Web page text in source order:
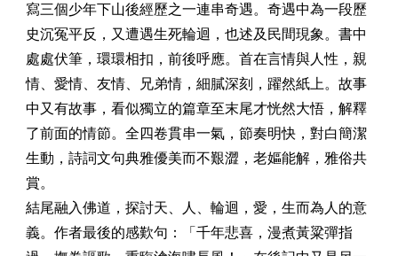
寫三個少年下山後經歷之一連串奇遇。奇遇中為一段歷
史沉冤平反，又遭遇生死輪迴，也述及民間現象。書中
處處伏筆，環環相扣，前後呼應。首在言情與人性，親
情、愛情、友情、兄弟情，細膩深刻，躍然紙上。故事
中又有故事，看似獨立的篇章至末尾才恍然大悟，解釋
了前面的情節。全四卷貫串一氣，節奏明快，對白簡潔
生動，詩詞文句典雅優美而不艱澀，老嫗能解，雅俗共
賞。
結尾融入佛道，探討天、人、輪迴，愛，生而為人的意
義。作者最後的感歎句：「千年悲喜，漫煮黃粱彈指